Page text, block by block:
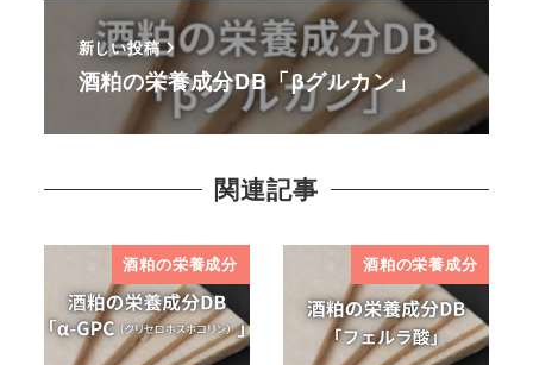
新しい投稿
酒粕の栄養成分DB「βグルカン」
関連記事
酒粕の栄養成分 酒粕の栄養成分